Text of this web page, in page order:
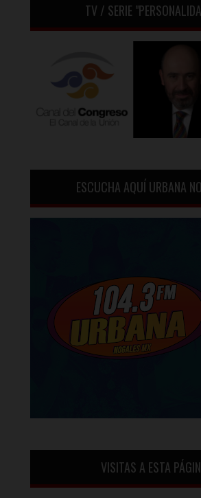
TV / SERIE
ESCUCHA AQUÍ URBANA
VISITAS A ESTA